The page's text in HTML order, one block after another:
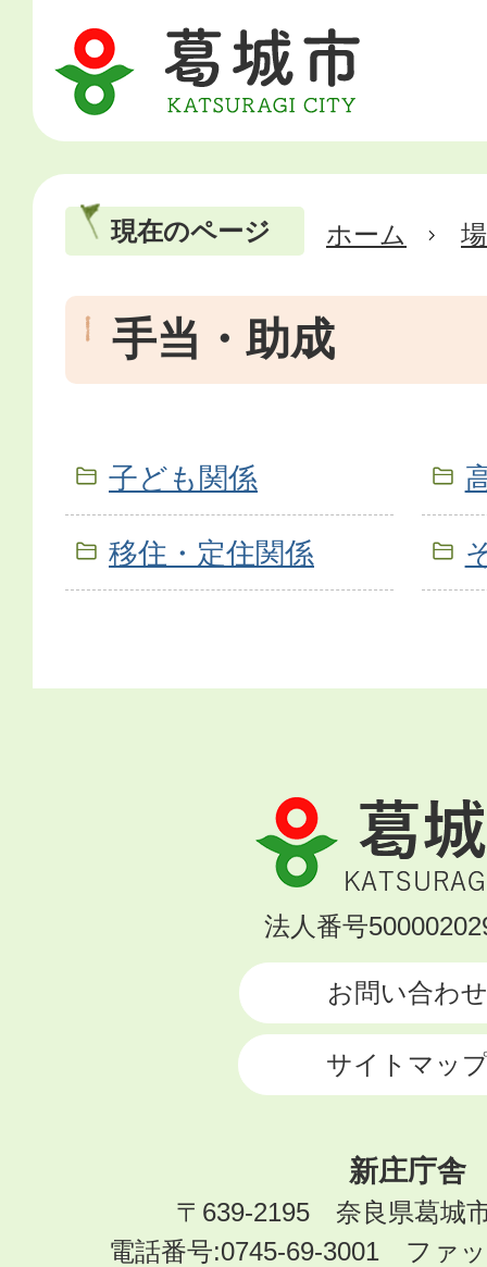
現在のページ ホーム
手当・助成
子ども関係
移住・定住関係
葛
城
市
KATSURAGI
法人番号
お問い合わせ
サイトマッ
新庄庁舎
〒639-2195 奈良県葛城
電話番号:0745-69-3001 ファ